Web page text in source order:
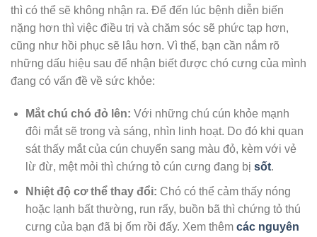
thì có thể sẽ không nhận ra. Để đến lúc bệnh diễn biến
nặng hơn thì việc điều trị và chăm sóc sẽ phức tạp hơn,
cũng như hồi phục sẽ lâu hơn. Vì thế, bạn cần nắm rõ
những dấu hiệu sau để nhận biết được chó cưng của mình
đang có vấn đề về sức khỏe:
Mắt chú chó đỏ lên: Với những chú cún khỏe mạnh
đôi mắt sẽ trong và sáng, nhìn linh hoạt. Do đó khi quan
sát thấy mắt của cún chuyển sang màu đỏ, kèm với vẻ
lừ đừ, mệt mỏi thì chứng tỏ cún cưng đang bị sốt.
Nhiệt độ cơ thể thay đổi: Chó có thể cảm thấy nóng
hoặc lạnh bất thường, run rẩy, buồn bã thì chứng tỏ thú
cưng của bạn đã bị ốm rồi đấy. Xem thêm các nguyên